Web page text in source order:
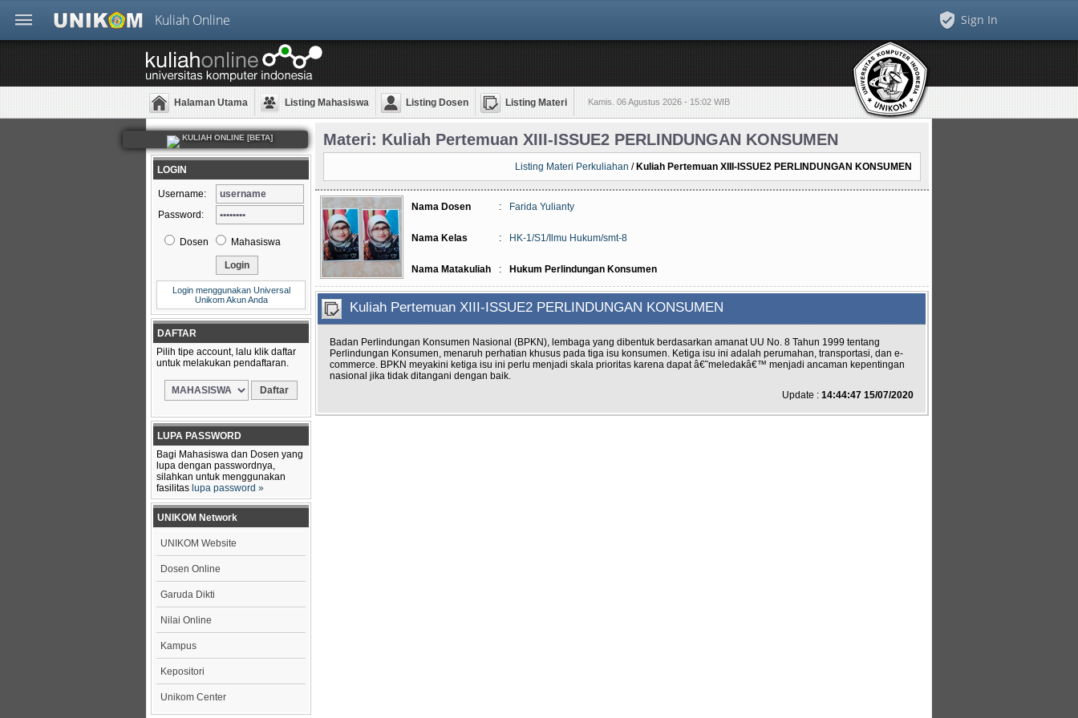
Kuliah Online Sign In
Halaman Utama Listing Mahasiswa Listing Dosen Listing Materi Kamis. 06 Agustus 2026 - 15:02 WIB
KULIAH ONLINE [BETA]
LOGIN
Username:
Password:
Dosen Mahasiswa
Login menggunakan Universal
Unikom Akun Anda
DAFTAR
Pilih tipe account, lalu klik daftar
untuk melakukan pendaftaran.
LUPA PASSWORD
Bagi Mahasiswa dan Dosen yang
lupa dengan passwordnya,
silahkan untuk menggunakan
fasilitas lupa password »
UNIKOM Network
UNIKOM Website
Dosen Online
Garuda Dikti
Nilai Online
Kampus
Kepositori
Unikom Center
Materi: Kuliah Pertemuan XIII-ISSUE2 PERLINDUNGAN KONSUMEN
Listing Materi Perkuliahan / Kuliah Pertemuan XIII-ISSUE2 PERLINDUNGAN KONSUMEN
Nama Dosen : Farida Yulianty
Nama Kelas : HK-1/S1/Ilmu Hukum/smt-8
Nama Matakuliah : Hukum Perlindungan Konsumen
Kuliah Pertemuan XIII-ISSUE2 PERLINDUNGAN KONSUMEN
Badan Perlindungan Konsumen Nasional (BPKN), lembaga yang dibentuk berdasarkan amanat UU No. 8 Tahun 1999 tentang
Perlindungan Konsumen, menaruh perhatian khusus pada tiga isu konsumen. Ketiga isu ini adalah perumahan, transportasi, dan e-
commerce. BPKN meyakini ketiga isu ini perlu menjadi skala prioritas karena dapat â€˜meledakâ€™ menjadi ancaman kepentingan
nasional jika tidak ditangani dengan baik.
Update : 14:44:47 15/07/2020